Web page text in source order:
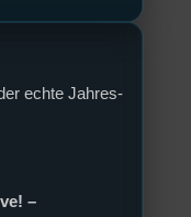
echte Jahres-
–